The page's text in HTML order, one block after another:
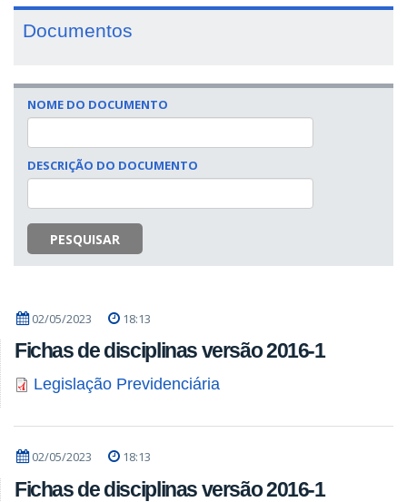
Documentos
NOME DO DOCUMENTO
DESCRIÇÃO DO DOCUMENTO
PESQUISAR
02/05/2023 18:13
Fichas de disciplinas versão 2016-1
Legislação Previdenciária
02/05/2023 18:13
Fichas de disciplinas versão 2016-1